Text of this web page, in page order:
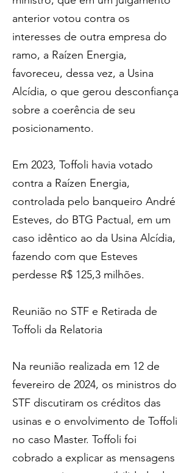
anterior votou contra os
interesses de outra empresa do
ramo, a Raízen Energia,
favoreceu, dessa vez, a Usina
Alcídia, o que gerou desconfiança
sobre a coerência de seu
posicionamento.
Em 2023, Toffoli havia votado
contra a Raízen Energia,
controlada pelo banqueiro André
Esteves, do BTG Pactual, em um
caso idêntico ao da Usina Alcídia,
fazendo com que Esteves
perdesse R$ 125,3 milhões.
Reunião no STF e Retirada de
Toffoli da Relatoria
Na reunião realizada em 12 de
fevereiro de 2024, os ministros do
STF discutiram os créditos das
usinas e o envolvimento de Toffoli
no caso Master. Toffoli foi
cobrado a explicar as mensagens